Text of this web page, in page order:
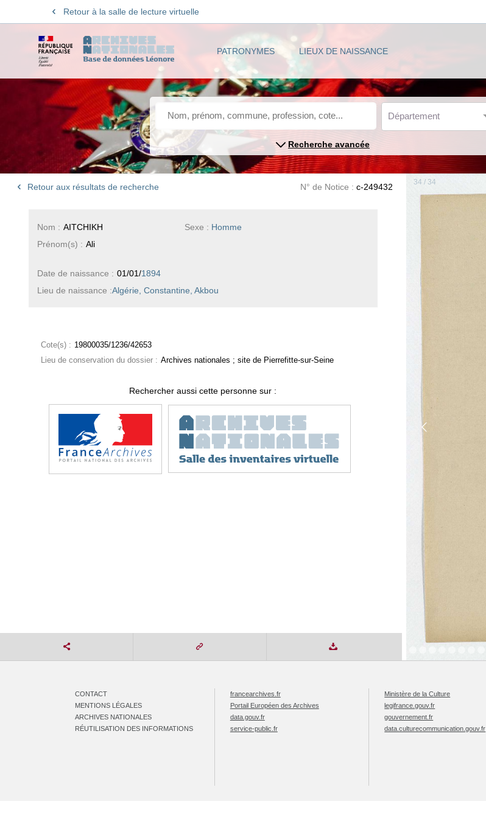
Retour à la salle de lecture virtuelle
PATRONYMES LIEUX DE NAISSANCE
Département
Recherche avancée
Retour aux résultats de recherche N° de Notice :c-249432
Sexe : Homme
Nom : AITCHIKH
Prénom(s) : Ali
Date de naissance : 01/01/1894
Lieu de naissance :Algérie, Constantine, Akbou
Cote(s) : 19800035/1236/42653
Lieu de conservation du dossier : Archives nationales ; site de Pierrefitte-sur-Seine
Rechercher aussi cette personne sur :
34 / 34
CONTACT
MENTIONS LÉGALES
ARCHIVES NATIONALES
RÉUTILISATION DES INFORMATIONS
francearchives.fr
Portail Européen des Archives
data.gouv.fr
service-public.fr
Ministère de la Culture
legifrance.gouv.fr
gouvernement.fr
data.culturecommunication.gouv.fr